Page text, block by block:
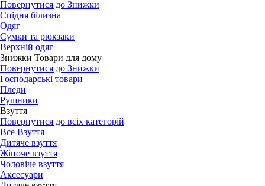
Повернутися до Знижки
Спідня білизна
Одяг
Сумки та рюкзаки
Верхній одяг
Знижки Товари для дому
Повернутися до Знижки
Господарські товари
Пледи
Рушники
Взуття
Повернутися до всіх категорій
Все Взуття
Дитяче взуття
Жіноче взуття
Чоловіче взуття
Аксесуари